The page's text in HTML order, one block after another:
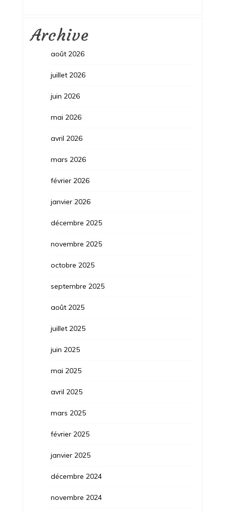
Archive
août 2026
juillet 2026
juin 2026
mai 2026
avril 2026
mars 2026
février 2026
janvier 2026
décembre 2025
novembre 2025
octobre 2025
septembre 2025
août 2025
juillet 2025
juin 2025
mai 2025
avril 2025
mars 2025
février 2025
janvier 2025
décembre 2024
novembre 2024